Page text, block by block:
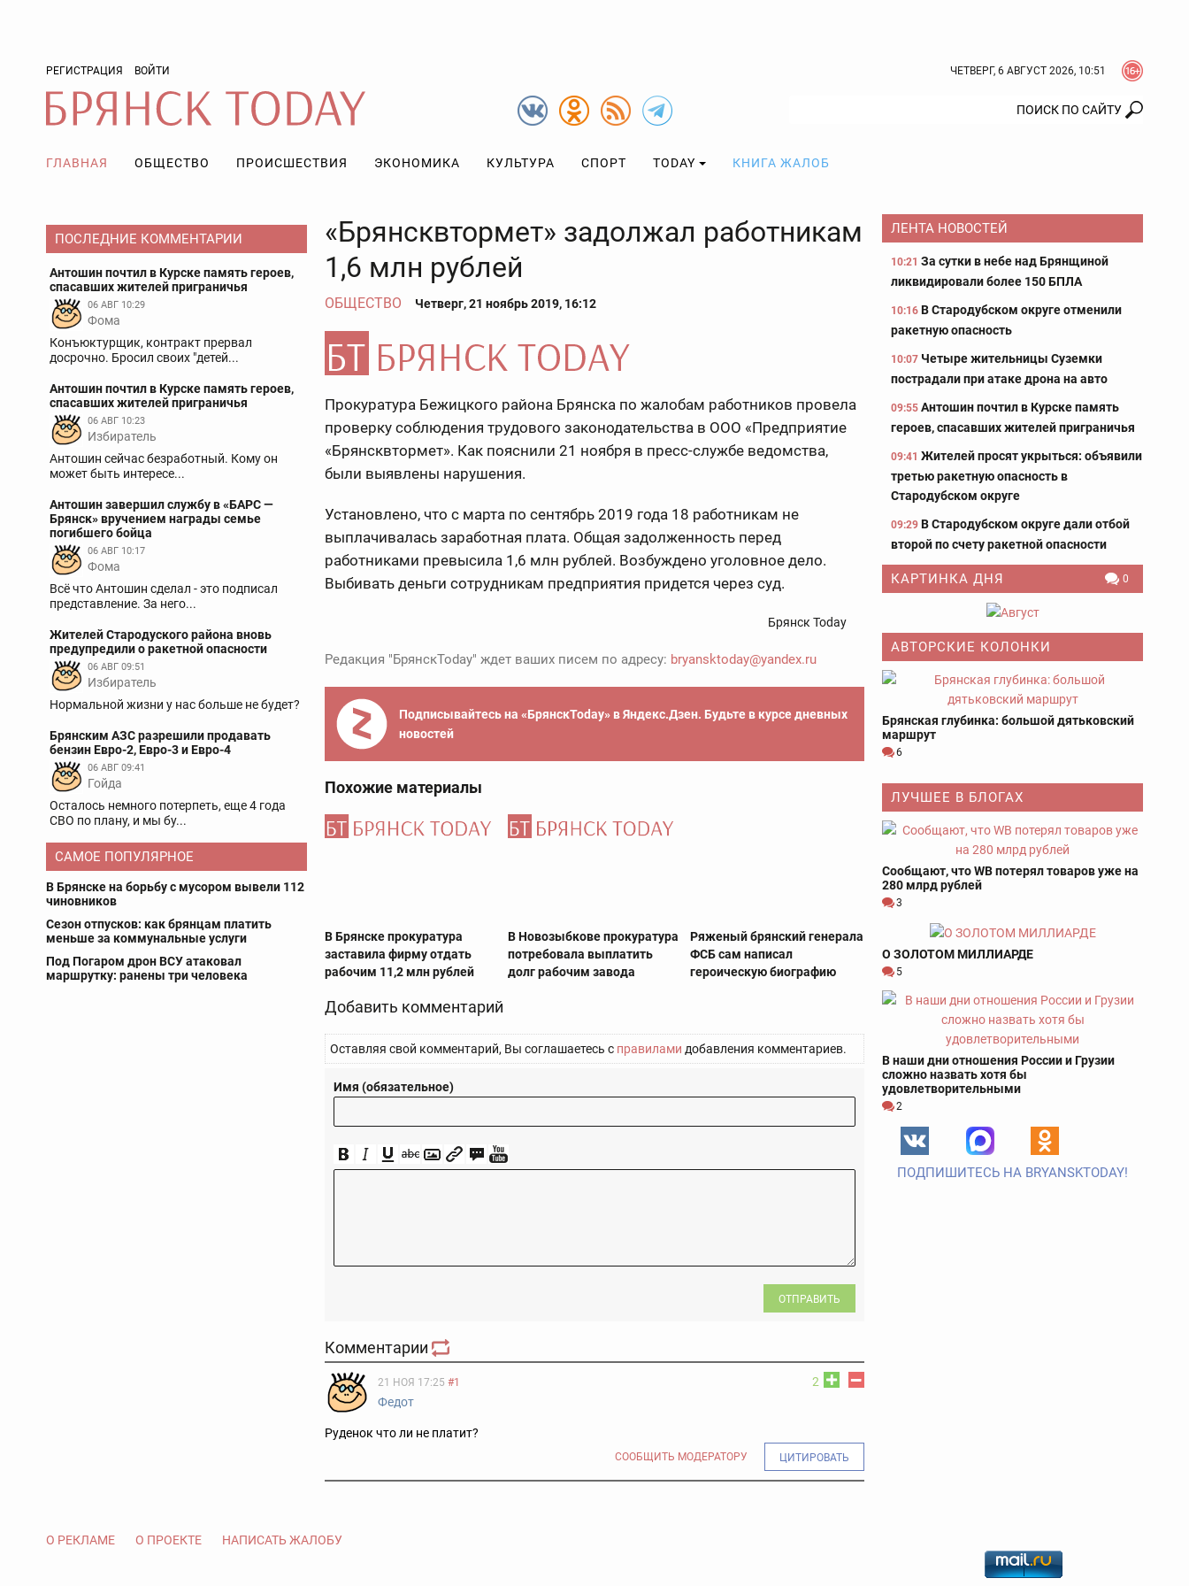
РЕГИСТРАЦИЯ ВОЙТИ ЧЕТВЕРГ, 6 АВГУСТ 2026, 10:51
ГЛАВНАЯ ОБЩЕСТВО ПРОИСШЕСТВИЯ ЭКОНОМИКА КУЛЬТУРА СПОРТ TODAY КНИГА ЖАЛОБ
ПОСЛЕДНИЕ КОММЕНТАРИИ
Антошин почтил в Курске память героев,
спасавших жителей приграничья
06 АВГ 10:29
Фома
Конъюктурщик, контракт прервал
досрочно. Бросил своих "детей...
Антошин почтил в Курске память героев,
спасавших жителей приграничья
06 АВГ 10:23
Избиратель
Антошин сейчас безработный. Кому он
может быть интересе...
Антошин завершил службу в «БАРС —
Брянск» вручением награды семье
погибшего бойца
06 АВГ 10:17
Фома
Всё что Антошин сделал - это подписал
представление. За него...
Жителей Стародуского района вновь
предупредили о ракетной опасности
06 АВГ 09:51
Избиратель
Нормальной жизни у нас больше не будет?
Брянским АЗС разрешили продавать
бензин Евро-2, Евро-3 и Евро-4
06 АВГ 09:41
Гойда
Осталось немного потерпеть, еще 4 года
СВО по плану, и мы бу...
САМОЕ ПОПУЛЯРНОЕ
В Брянске на борьбу с мусором вывели 112
чиновников
Сезон отпусков: как брянцам платить
меньше за коммунальные услуги
Под Погаром дрон ВСУ атаковал
маршрутку: ранены три человека
«Брянсквтормет» задолжал работникам
1,6 млн рублей
ОБЩЕСТВО Четверг, 21 ноябрь 2019, 16:12
Прокуратура Бежицкого района Брянска по жалобам работников провела
проверку соблюдения трудового законодательства в ООО «Предприятие
«Брянсквтормет». Как пояснили 21 ноября в пресс-службе ведомства,
были выявлены нарушения.
Установлено, что с марта по сентябрь 2019 года 18 работникам не
выплачивалась заработная плата. Общая задолженность перед
работниками превысила 1,6 млн рублей. Возбуждено уголовное дело.
Выбивать деньги сотрудникам предприятия придется через суд.
Брянск Today
Редакция "БрянскToday" ждет ваших писем по адресу: bryansktoday@yandex.ru
Подписывайтесь на «БрянскToday» в Яндекс.Дзен. Будьте в курсе дневных
новостей
Похожие материалы
В Брянске прокуратура
заставила фирму отдать
рабочим 11,2 млн рублей
В Новозыбкове прокуратура
потребовала выплатить
долг рабочим завода
Ряженый брянский генерала
ФСБ сам написал
героическую биографию
Добавить комментарий
Оставляя свой комментарий, Вы соглашаетесь с правилами добавления комментариев.
Имя (обязательное)
ОТПРАВИТЬ
Комментарии
2
21 НОЯ 17:25 #1
Федот
Руденок что ли не платит?
СООБЩИТЬ МОДЕРАТОРУ ЦИТИРОВАТЬ
ЛЕНТА НОВОСТЕЙ
10:21 За сутки в небе над Брянщиной
ликвидировали более 150 БПЛА
10:16 В Стародубском округе отменили
ракетную опасность
10:07 Четыре жительницы Суземки
пострадали при атаке дрона на авто
09:55 Антошин почтил в Курске память
героев, спасавших жителей приграничья
09:41 Жителей просят укрыться: объявили
третью ракетную опасность в
Стародубском округе
09:29 В Стародубском округе дали отбой
второй по счету ракетной опасности
КАРТИНКА ДНЯ 0
АВТОРСКИЕ КОЛОНКИ
Брянская глубинка: большой дятьковский
маршрут
6
ЛУЧШЕЕ В БЛОГАХ
Сообщают, что WB потерял товаров уже на
280 млрд рублей
3
О ЗОЛОТОМ МИЛЛИАРДЕ
5
В наши дни отношения России и Грузии
сложно назвать хотя бы
удовлетворительными
2
ПОДПИШИТЕСЬ НА BRYANSKTODAY!
О РЕКЛАМЕ О ПРОЕКТЕ НАПИСАТЬ ЖАЛОБУ